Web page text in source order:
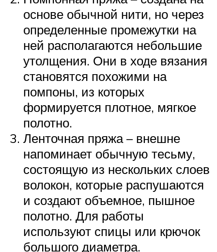
основе обычной нити, но через
определенные промежутки на
ней располагаются небольшие
утолщения. Они в ходе вязания
становятся похожими на
помпоны, из которых
формируется плотное, мягкое
полотно.
Ленточная пряжа – внешне
напоминает обычную тесьму,
состоящую из нескольких слоев
волокон, которые распушаются
и создают объемное, пышное
полотно. Для работы
используют спицы или крючок
большого диаметра.